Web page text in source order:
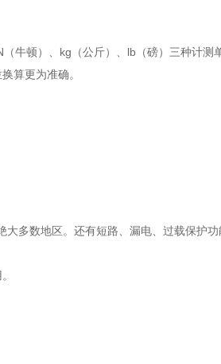
顿）、kg（公斤）、lb（磅）三种计测
算更为准确。
多数地区。还有短路、漏电、过载保护功